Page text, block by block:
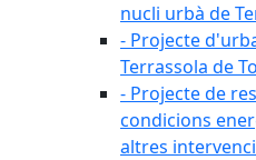
nucli urbà de
- Projecte
Terrassola de
- Projecte de
condicions
altres